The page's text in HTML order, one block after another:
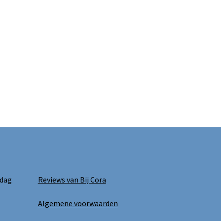
Reviews van Bij Cora
Algemene voorwaarden